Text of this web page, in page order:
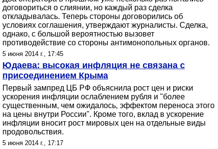
договориться о слиянии, но каждый раз сделка
откладывалась. Теперь стороны договорились об
условиях соглашения, утверждают журналисты. Сделка,
однако, с большой вероятностью вызовет
противодействие со стороны антимонопольных органов.
5 июня 2014 г., 17:45
Юдаева: высокая инфляция не связана с
присоединением Крыма
Первый зампред ЦБ РФ объяснила рост цен и риски
ускорения инфляции ослаблением рубля и "более
существенным, чем ожидалось, эффектом переноса этого
на цены внутри России". Кроме того, вклад в ускорение
инфляции вносит рост мировых цен на отдельные виды
продовольствия.
5 июня 2014 г., 17:17